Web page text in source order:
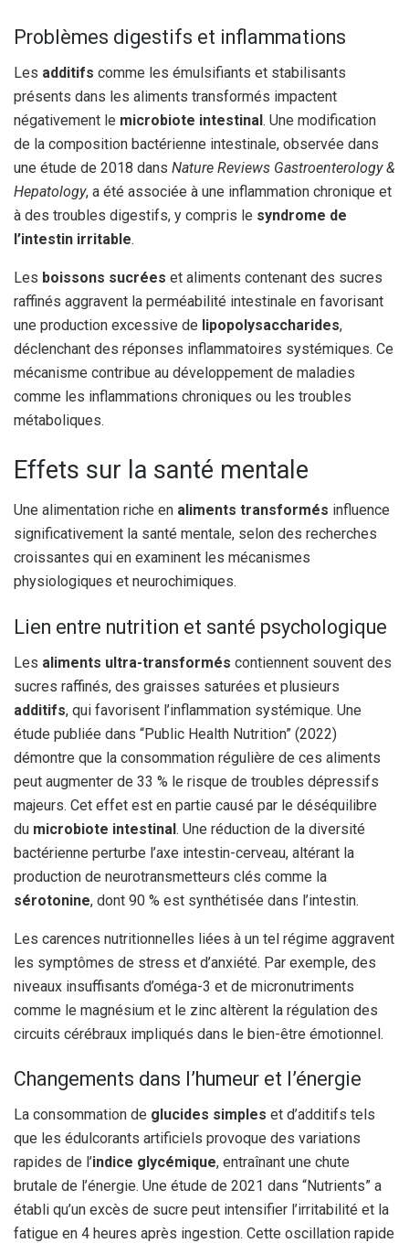
Problèmes digestifs et inflammations
Les additifs comme les émulsifiants et stabilisants
présents dans les aliments transformés impactent
négativement le microbiote intestinal . Une modification
de la composition bactérienne intestinale, observée dans
une étude de 2018 dans Nature Reviews Gastroenterology &
Hepatology, a été associée à une inflammation chronique et
à des troubles digestifs, y compris le syndrome de
l’intestin irritable.
Les boissons sucrées et aliments contenant des sucres
raffinés aggravent la perméabilité intestinale en favorisant
une production excessive de lipopolysaccharides,
déclenchant des réponses inflammatoires systémiques. Ce
mécanisme contribue au développement de maladies
comme les inflammations chroniques ou les troubles
métaboliques.
Effets sur la santé mentale
Une alimentation riche en aliments transformés influence
significativement la santé mentale, selon des recherches
croissantes qui en examinent les mécanismes
physiologiques et neurochimiques.
Lien entre nutrition et santé psychologique
Les aliments ultra-transformés contiennent souvent des
sucres raffinés, des graisses saturées et plusieurs
additifs, qui favorisent l’inflammation systémique. Une
étude publiée dans “Public Health Nutrition” (2022)
démontre que la consommation régulière de ces aliments
peut augmenter de 33 % le risque de troubles dépressifs
majeurs. Cet effet est en partie causé par le déséquilibre
du microbiote intestinal. Une réduction de la diversité
bactérienne perturbe l’axe intestin-cerveau, altérant la
production de neurotransmetteurs clés comme la
sérotonine, dont 90 % est synthétisée dans l’intestin.
Les carences nutritionnelles liées à un tel régime aggravent
les symptômes de stress et d’anxiété. Par exemple, des
niveaux insuffisants d’oméga-3 et de micronutriments
comme le magnésium et le zinc altèrent la régulation des
circuits cérébraux impliqués dans le bien-être émotionnel.
Changements dans l’humeur et l’énergie
La consommation de glucides simples et d’additifs tels
que les édulcorants artificiels provoque des variations
rapides de l’indice glycémique, entraînant une chute
brutale de l’énergie. Une étude de 2021 dans “Nutrients” a
établi qu’un excès de sucre peut intensifier l’irritabilité et la
fatigue en 4 heures après ingestion. Cette oscillation rapide